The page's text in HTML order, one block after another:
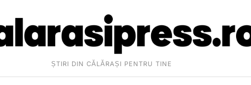
ȘTIRI DIN CĂLĂRAȘI PENTRU TINE